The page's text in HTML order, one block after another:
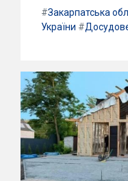
#Закарпатська
України #